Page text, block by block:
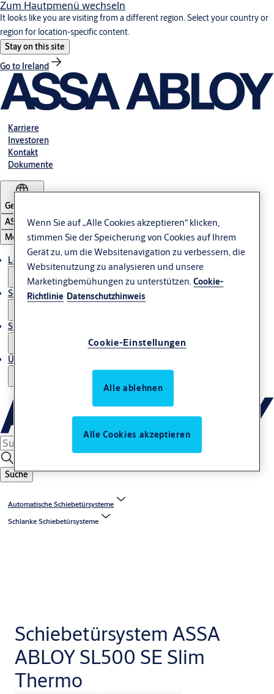
Zum Hautpmenü wechseln
It looks like you are visiting from a different region. Select your country or
region for location-specific content.
Stay on this site
Go to Ireland
Karriere
Investoren
Kontakt
Dokumente
Germany
ASSA ABLOY Group
Menü
Lösungen und Produkte
Service
Stories
Über uns
Suche
Automatische Schiebetürsysteme
Schlanke Schiebetürsysteme
Schiebetürsystem ASSA
ABLOY SL500 SE Slim
Thermo
Wenn Sie auf „Alle Cookies akzeptieren“ klicken,
stimmen Sie der Speicherung von Cookies auf Ihrem
Gerät zu, um die Websitenavigation zu verbessern, die
Websitenutzung zu analysieren und unsere
Marketingbemühungen zu unterstützen.Cookie-
Richtlinie Datenschutzhinweis
Cookie-Einstellungen
Alle ablehnen
Alle Cookies akzeptieren